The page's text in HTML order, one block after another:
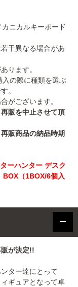
ニカルキーボード
干異なる場合があ
ります。
の際に種類を選ぶ
。
がございます。
販を中止させて頂
販商品の納品時期
ーハンター デスク
（1BOX/6個入
が決定!!
ター達にとって
ギュアとなって卓